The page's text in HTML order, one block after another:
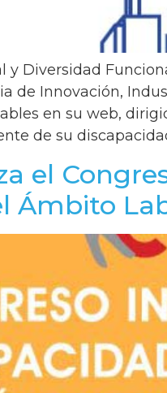
y Diversidad
de Innovación,
en su web,
de su
el
Ámbito